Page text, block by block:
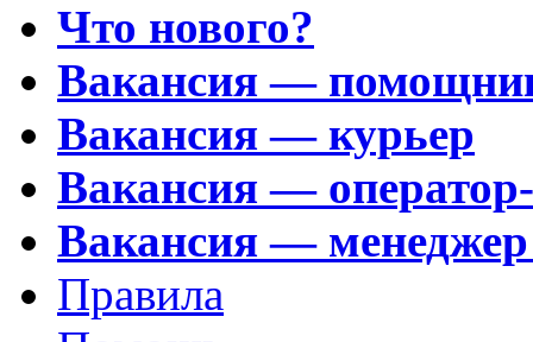
Что нового?
Вакансия —
Вакансия — курьер
Вакансия —
Вакансия —
Правила